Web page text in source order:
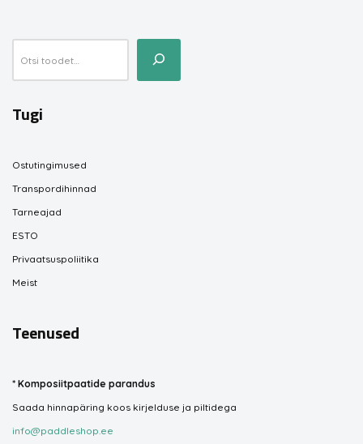
Tugi
Ostutingimused
Transpordihinnad
Tarneajad
ESTO
Privaatsuspoliitika
Meist
Teenused
* Komposiitpaatide parandus
Saada hinnapäring koos kirjelduse ja piltidega
info@paddleshop.ee